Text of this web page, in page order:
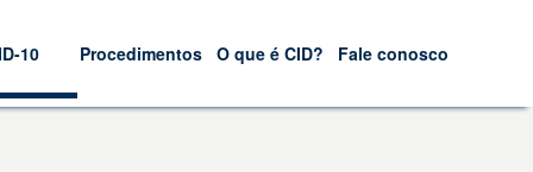
10 Procedimentos O que é CID? Fale conosco